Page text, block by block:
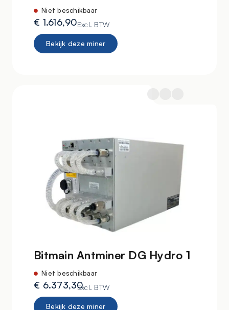
Niet beschikbaar
€ 1.616,90Excl. BTW
Bekijk deze miner
Bitmain Antminer DG Hydro 1
Niet beschikbaar
€ 6.373,30Excl. BTW
Bekijk deze miner